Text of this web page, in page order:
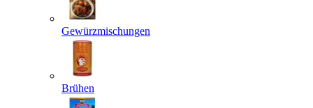
Gewürzmischungen
Brühen